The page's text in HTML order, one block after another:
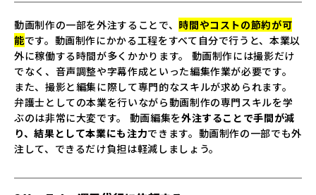
動画制作の一部を外注することで、 時間やコストの節約が可
能です。動画制作にかかる工程をすべて自分で行うと、本業以
外に稼働する時間が多くかかります。 動画制作には撮影だけ
でなく、音声調整や字幕作成といった編集作業が必要です。
また、撮影と編集に際して専門的なスキルが求められます。
弁護士としての本業を行いながら動画制作の専門スキルを学
ぶのは非常に大変です。 動画編集を外注することで手間が減
り、結果として本業にも注力できます。動画制作の一部でも外
注して、できるだけ負担は軽減しましょう。